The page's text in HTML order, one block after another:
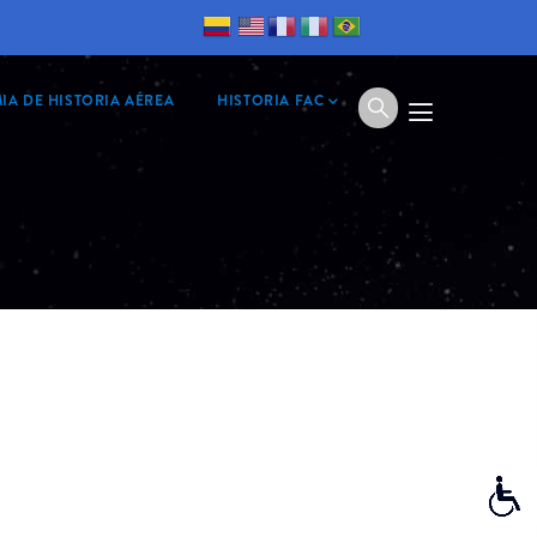
DE HISTORIA AÉREA HISTORIA FAC